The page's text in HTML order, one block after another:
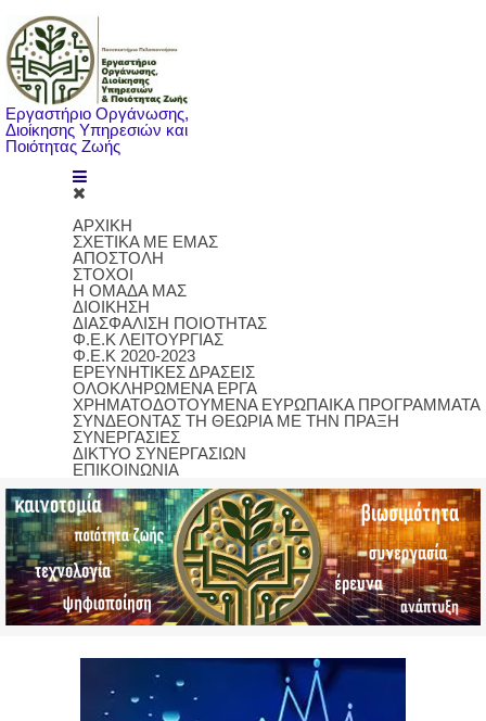
Εργαστήριο Οργάνωσης,
Διοίκησης Υπηρεσιών και
Ποιότητας Ζωής
ΑΡΧΙΚΗ
ΣΧΕΤΙΚΑ ΜΕ ΕΜΑΣ
ΑΠΟΣΤΟΛΗ
ΣΤΟΧΟΙ
Η ΟΜΑΔΑ ΜΑΣ
ΔΙΟΙΚΗΣΗ
ΔΙΑΣΦΑΛΙΣΗ ΠΟΙΟΤΗΤΑΣ
Φ.Ε.Κ ΛΕΙΤΟΥΡΓΙΑΣ
Φ.Ε.Κ 2020-2023
ΕΡΕΥΝΗΤΙΚΕΣ ΔΡΑΣΕΙΣ
ΟΛΟΚΛΗΡΩΜΕΝΑ ΕΡΓΑ
ΧΡΗΜΑΤΟΔΟΤΟΥΜΕΝΑ ΕΥΡΩΠΑΙΚΑ ΠΡΟΓΡΑΜΜΑΤΑ
ΣΥΝΔΕΟΝΤΑΣ ΤΗ ΘΕΩΡΙΑ ΜΕ ΤΗΝ ΠΡΑΞΗ
ΣΥΝΕΡΓΑΣΙΕΣ
ΔΙΚΤΥΟ ΣΥΝΕΡΓΑΣΙΩΝ
ΕΠΙΚΟΙΝΩΝΙΑ